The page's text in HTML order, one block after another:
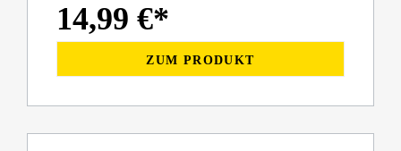
14,99 €*
ZUM PRODUKT